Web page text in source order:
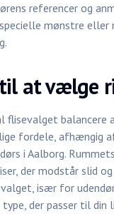
referencer og
mønstre
til at vælge
flisevalget
fordele, afhængig
i Aalborg.
der modstår slid
især for
der passer til